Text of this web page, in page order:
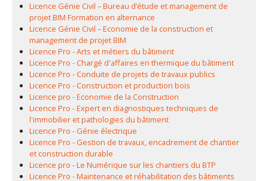
Licence Génie Civil – Bureau d’étude et management de
projet BIM Formation en alternance
Licence Génie Civil – Economie de la construction et
management de projet BIM
Licence Pro - Arts et métiers du bâtiment
Licence Pro - Chargé d'affaires en thermique du bâtiment
Licence Pro - Conduite de projets de travaux publics
Licence Pro - Construction et production bois
Licence pro - Economie de la Construction
Licence Pro - Expert en diagnostiques techniques de
l'immobilier et pathologies du bâtiment
Licence Pro - Génie électrique
Licence Pro - Gestion de travaux, encadrement de chantier
et construction durable
Licence pro - Le Numérique sur les chantiers du BTP
Licence Pro - Maintenance et réhabilitation des bâtiments